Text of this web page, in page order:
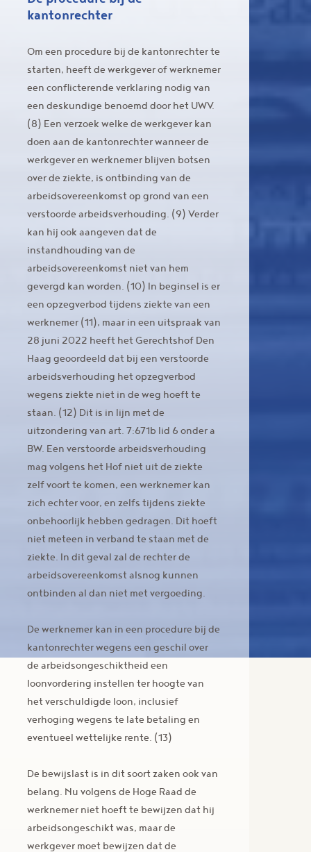
kantonrechter
Om een procedure bij de kantonrechter te
starten, heeft de werkgever of werknemer
een conflicterende verklaring nodig van
een deskundige benoemd door het UWV.
(8) Een verzoek welke de werkgever kan
doen aan de kantonrechter wanneer de
werkgever en werknemer blijven botsen
over de ziekte, is ontbinding van de
arbeidsovereenkomst op grond van een
verstoorde arbeidsverhouding. (9) Verder
kan hij ook aangeven dat de
instandhouding van de
arbeidsovereenkomst niet van hem
gevergd kan worden. (10) In beginsel is er
een opzegverbod tijdens ziekte van een
werknemer (11), maar in een uitspraak van
28 juni 2022 heeft het Gerechtshof Den
Haag geoordeeld dat bij een verstoorde
arbeidsverhouding het opzegverbod
wegens ziekte niet in de weg hoeft te
staan. (12) Dit is in lijn met de
uitzondering van art. 7:671b lid 6 onder a
BW. Een verstoorde arbeidsverhouding
mag volgens het Hof niet uit de ziekte
zelf voort te komen, een werknemer kan
zich echter voor, en zelfs tijdens ziekte
onbehoorlijk hebben gedragen. Dit hoeft
niet meteen in verband te staan met de
ziekte. In dit geval zal de rechter de
arbeidsovereenkomst alsnog kunnen
ontbinden al dan niet met vergoeding.
De werknemer kan in een procedure bij de
kantonrechter wegens een geschil over
de arbeidsongeschiktheid een
loonvordering instellen ter hoogte van
het verschuldigde loon, inclusief
verhoging wegens te late betaling en
eventueel wettelijke rente. (13)
De bewijslast is in dit soort zaken ook van
belang. Nu volgens de Hoge Raad de
werknemer niet hoeft te bewijzen dat hij
arbeidsongeschikt was, maar de
werkgever moet bewijzen dat de